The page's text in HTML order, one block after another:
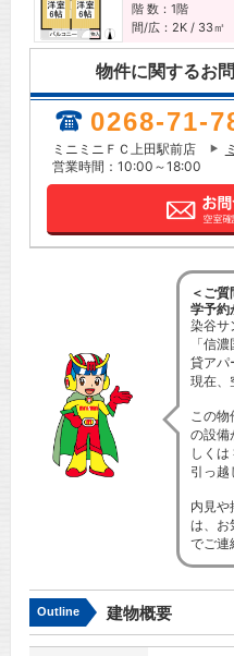
階 数：1階
間/広：2K / 33㎡
物件に関するお
0268-71-
ミニミニＦＣ上田駅前店
営業時間：10:00～18:00
＜ご
学予約
染谷サ
「信
貸アパ
現在、
この物
の設備
しくは
引っ越
内見や
は、お
でご連
Outline 建物概要